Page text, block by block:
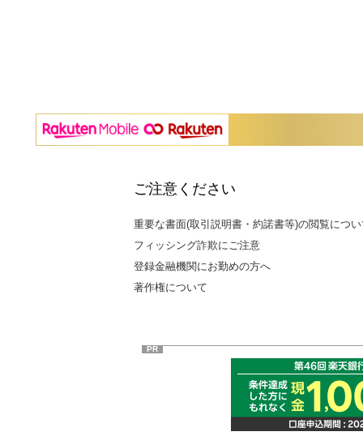
ご注意ください
重要な書面(取引説明書・約諾書等)の閲覧につ
フィッシング詐欺にご注意
登録金融機関にお勤めの方へ
著作権について
PR